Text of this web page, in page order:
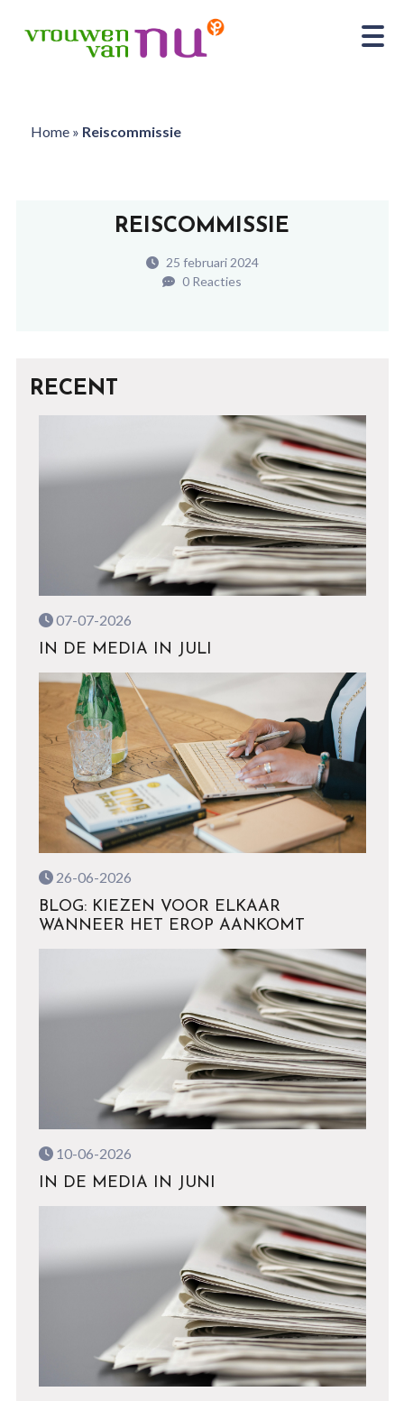
Home» Reiscommissie
REISCOMMISSIE
25 februari 2024
0 Reacties
RECENT
07-07-2026
IN DE MEDIA IN JULI
26-06-2026
BLOG: KIEZEN VOOR ELKAAR
WANNEER HET EROP AANKOMT
10-06-2026
IN DE MEDIA IN JUNI